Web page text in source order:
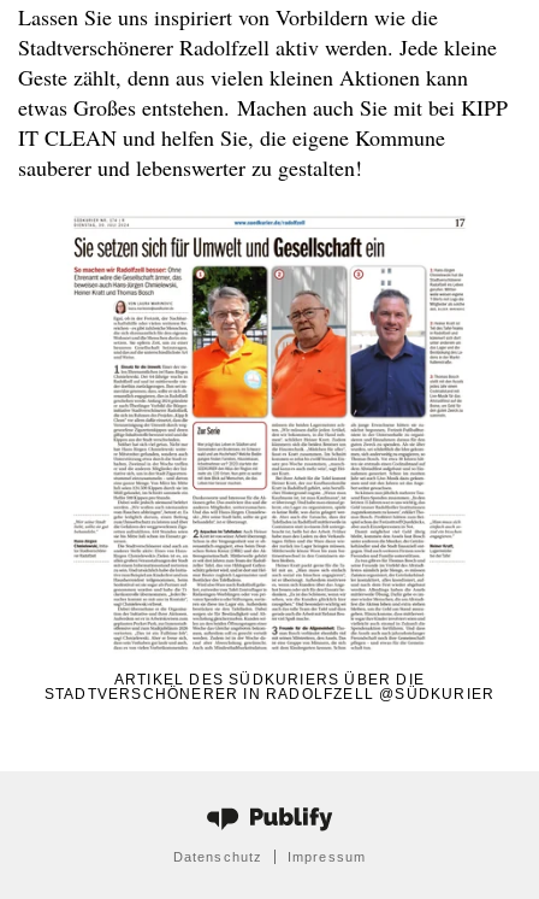
Lassen Sie uns inspiriert von Vorbildern wie die
Stadtverschönerer Radolfzell aktiv werden. Jede kleine
Geste zählt, denn aus vielen kleinen Aktionen kann
etwas Großes entstehen. Machen auch Sie mit bei KIPP
IT CLEAN und helfen Sie, die eigene Kommune
sauberer und lebenswerter zu gestalten!
ARTIKEL DES SÜDKURIERS ÜBER DIE
STADTVERSCHÖNERER IN RADOLFZELL @SÜDKURIER
Datenschutz Impressum